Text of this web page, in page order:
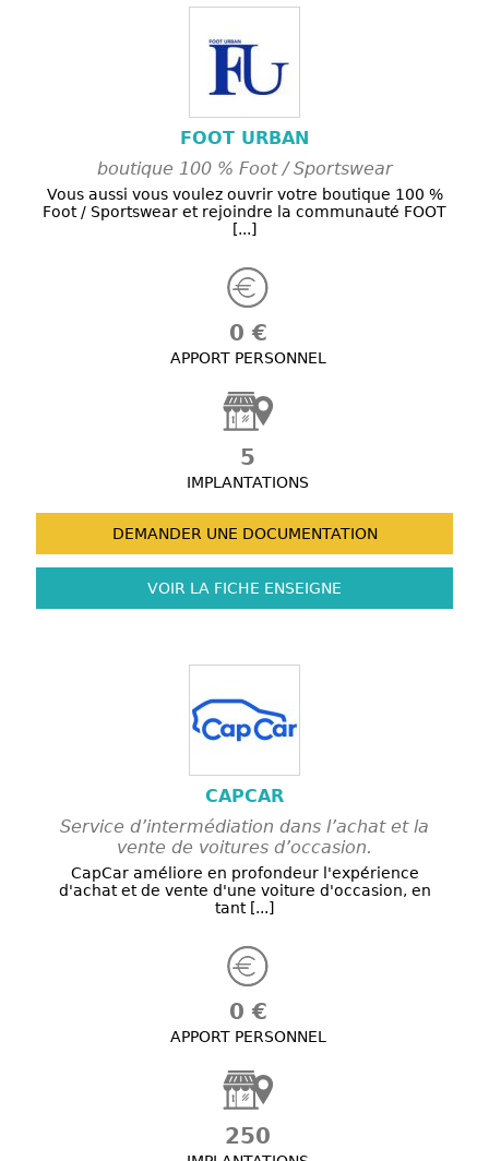
FOOT URBAN
boutique 100 % Foot / Sportswear
Vous aussi vous voulez ouvrir votre boutique 100 %
Foot / Sportswear et rejoindre la communauté FOOT
[...]
0 €
APPORT PERSONNEL
5
IMPLANTATIONS
DEMANDER UNE DOCUMENTATION
VOIR LA FICHE ENSEIGNE
CAPCAR
Service d’intermédiation dans l’achat et la
vente de voitures d’occasion.
CapCar améliore en profondeur l'expérience
d'achat et de vente d'une voiture d'occasion, en
tant [...]
0 €
APPORT PERSONNEL
250